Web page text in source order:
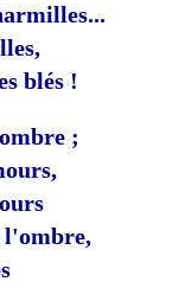
blés !
;
l'ombre,